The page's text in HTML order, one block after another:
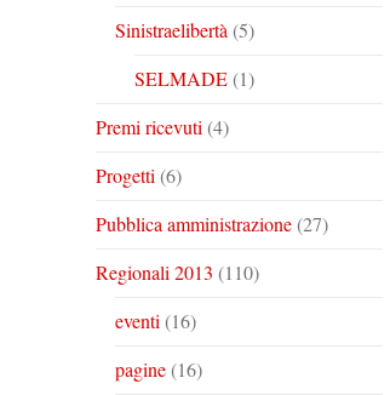
Sinistraelibertà (5)
SELMADE(1)
Premi ricevuti (4)
Progetti (6)
Pubblica amministrazione(27)
Regionali 2013 (110)
eventi (16)
pagine(16)